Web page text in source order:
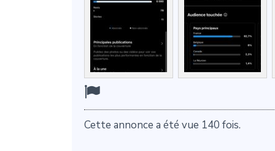
Cette annonce a été vue 140 fois.